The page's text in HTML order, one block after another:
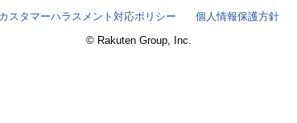
カスタマーハラスメント対応ポリシー
個人情報保護方針
© Rakuten Group, Inc.